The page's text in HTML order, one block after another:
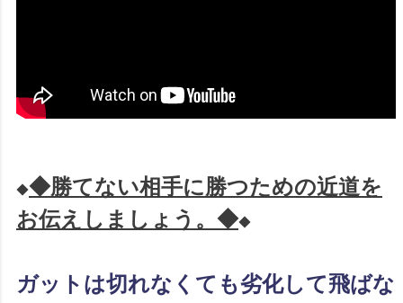
◆◆勝てない相手に勝つための近道を
お伝えしましょう。◆◆
ガットは切れなくても劣化して飛ばな